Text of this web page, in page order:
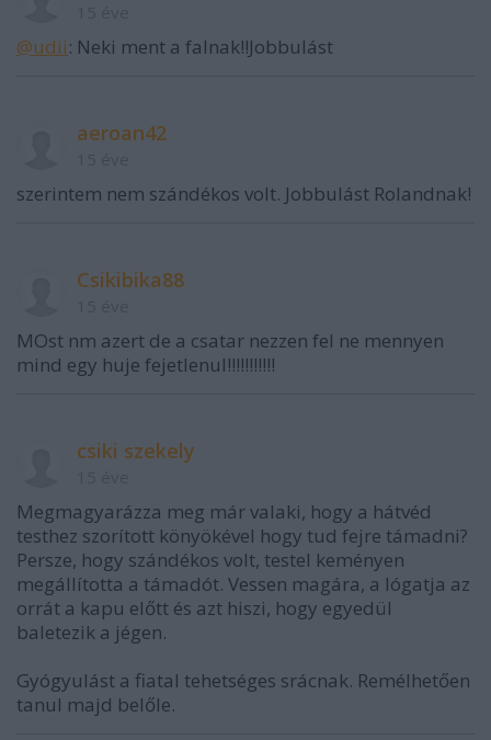
@udii: Neki ment a falnak!!Jobbulást
aeroan42
szerintem nem szándékos volt. Jobbulást Rolandnak!
Csikibika88
MOst nm azert de a csatar nezzen fel ne mennyen
mind egy huje fejetlenul!!!!!!!!!!!
csiki szekely
Megmagyarázza meg már valaki, hogy a hátvéd
testhez szorított könyökével hogy tud fejre támadni?
Persze, hogy szándékos volt, testel keményen
megállította a támadót. Vessen magára, a lógatja az
orrát a kapu előtt és azt hiszi, hogy egyedül
baletezik a jégen.
Gyógyulást a fiatal tehetséges srácnak. Remélhetően
tanul majd belőle.